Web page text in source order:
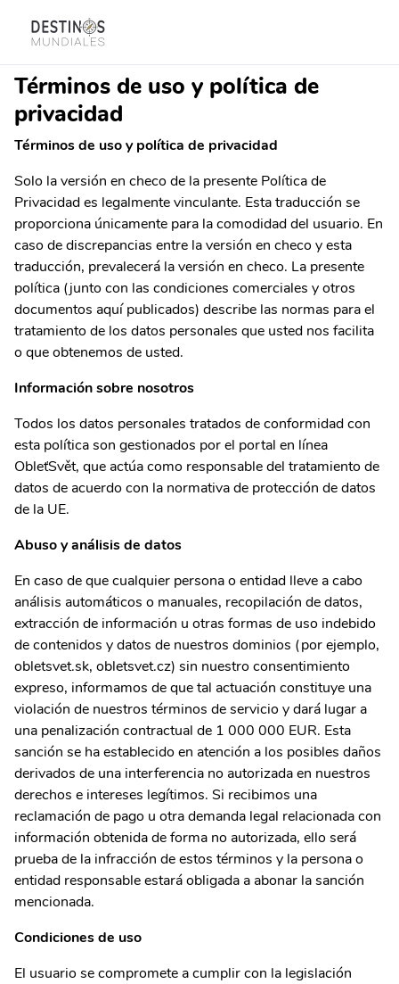
Términos de uso y política de
privacidad
Términos de uso y política de privacidad
Solo la versión en checo de la presente Política de
Privacidad es legalmente vinculante. Esta traducción se
proporciona únicamente para la comodidad del usuario. En
caso de discrepancias entre la versión en checo y esta
traducción, prevalecerá la versión en checo. La presente
política (junto con las condiciones comerciales y otros
documentos aquí publicados) describe las normas para el
tratamiento de los datos personales que usted nos facilita
o que obtenemos de usted.
Información sobre nosotros
Todos los datos personales tratados de conformidad con
esta política son gestionados por el portal en línea
ObleťSvět, que actúa como responsable del tratamiento de
datos de acuerdo con la normativa de protección de datos
de la UE.
Abuso y análisis de datos
En caso de que cualquier persona o entidad lleve a cabo
análisis automáticos o manuales, recopilación de datos,
extracción de información u otras formas de uso indebido
de contenidos y datos de nuestros dominios (por ejemplo,
obletsvet.sk, obletsvet.cz) sin nuestro consentimiento
expreso, informamos de que tal actuación constituye una
violación de nuestros términos de servicio y dará lugar a
una penalización contractual de 1 000 000 EUR. Esta
sanción se ha establecido en atención a los posibles daños
derivados de una interferencia no autorizada en nuestros
derechos e intereses legítimos. Si recibimos una
reclamación de pago u otra demanda legal relacionada con
información obtenida de forma no autorizada, ello será
prueba de la infracción de estos términos y la persona o
entidad responsable estará obligada a abonar la sanción
mencionada.
Condiciones de uso
El usuario se compromete a cumplir con la legislación